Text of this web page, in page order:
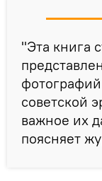
"Эта книга
фотографий
советской
важное их
поясняет